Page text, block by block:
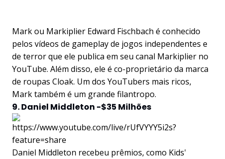
Mark ou Markiplier Edward Fischbach é conhecido
pelos vídeos de gameplay de jogos independentes e
de terror que ele publica em seu canal Markiplier no
YouTube. Além disso, ele é co-proprietário da marca
de roupas Cloak. Um dos YouTubers mais ricos,
Mark também é um grande filantropo.
9. Daniel Middleton -$35 Milhões
https://www.youtube.com/live/rUfVYYY5i2s?
feature=share
Daniel Middleton recebeu prêmios, como Kids'